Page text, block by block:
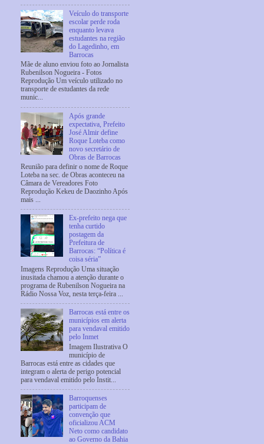
Veículo do transporte
escolar perde roda
enquanto levava
estudantes na região
do Lagedinho, em
Barrocas
Mãe de aluno enviou foto ao Jornalista
Rubenilson Nogueira - Fotos
Reprodução Um veículo utilizado no
transporte de estudantes da rede
munic...
Após grande
expectativa, Prefeito
José Almir define
Roque Loteba como
novo secretário de
Obras de Barrocas
Reunião para definir o nome de Roque
Loteba na sec. de Obras aconteceu na
Câmara de Vereadores Foto
Reprodução Kekeu de Daozinho Após
mais ...
Ex-prefeito nega que
tenha curtido
postagem da
Prefeitura de
Barrocas: “Política é
coisa séria”
Imagens Reprodução Uma situação
inusitada chamou a atenção durante o
programa de Rubenilson Nogueira na
Rádio Nossa Voz, nesta terça-feira ...
Barrocas está entre os
municípios em alerta
para vendaval emitido
pelo Inmet
Imagem Ilustrativa O
município de
Barrocas está entre as cidades que
integram o alerta de perigo potencial
para vendaval emitido pelo Instit...
Barroquenses
participam de
convenção que
oficializou ACM
Neto como candidato
ao Governo da Bahia